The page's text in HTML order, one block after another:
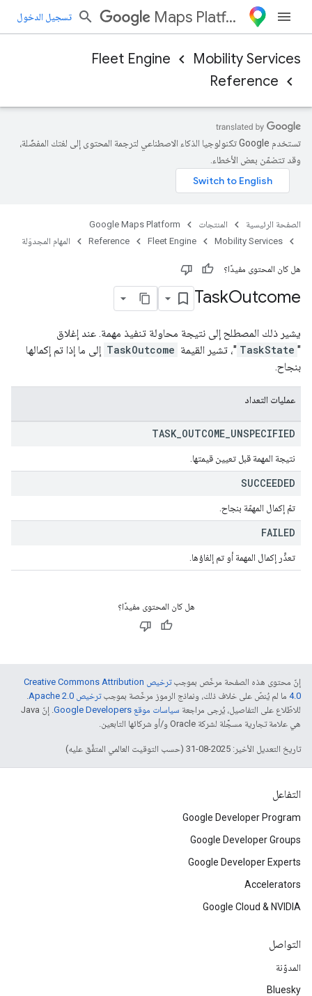
Maps Platform تسجيل الدخول
Mobility Services
Fleet Engine
Reference
تستخدم Google تكنولوجيا الذكاء الاصطناعي لترجمة المحتوى إلى لغتك المفضّلة،
وقد تتضمّن بعض الأخطاء.
الصفحة الرئيسية المنتجات
Google Maps Platform
Mobility Services
Fleet Engine
Reference المهام المجدوَلة
هل كان المحتوى مفيدًا؟
TaskOutcome
يشير ذلك المصطلح إلى نتيجة محاولة تنفيذ مهمة. عند إغلاق
"
TaskState "، تشير القيمة TaskOutcome إلى ما إذا تم إكمالها
بنجاح.
عمليات التعداد
TASK OUTCOME UNSPECIFIED
نتيجة المهمة قبل تعيين قيمتها.
SUCCEEDED
تمّ إكمال المهمّة بنجاح.
FAILED
تعذَّر إكمال المهمة أو تم إلغاؤها.
هل كان المحتوى مفيدًا؟
إنّ محتوى هذه الصفحة مرخّص بموجب
ترخيص Creative Commons Attribution
4.0‏ ما لم يُنصّ على خلاف ذلك، ونماذج الرموز مرخّصة بموجبترخيص Apache 2.0‏
.
للاطّلاع على التفاصيل، يُرجى مراجعة سياسات موقع Google Developers‏
. إنّ Java
هي علامة تجارية مسجَّلة لشركة Oracle و/أو شركائها التابعين.
تاريخ التعديل الأخير: 2025-08-31 (حسب التوقيت العالمي المتفَّق عليه)
التفاعل
Google Developer Program
Google Developer Groups
Google Developer Experts
Accelerators
Google Cloud & NVIDIA
التواصل
المدوّنة
Bluesky